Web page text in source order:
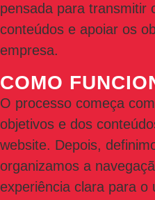
pensada para transmitir
conteúdos e apoiar os
empresa.
COMO
O processo começa
objetivos e dos
website. Depois,
organizamos a
experiência clara para o